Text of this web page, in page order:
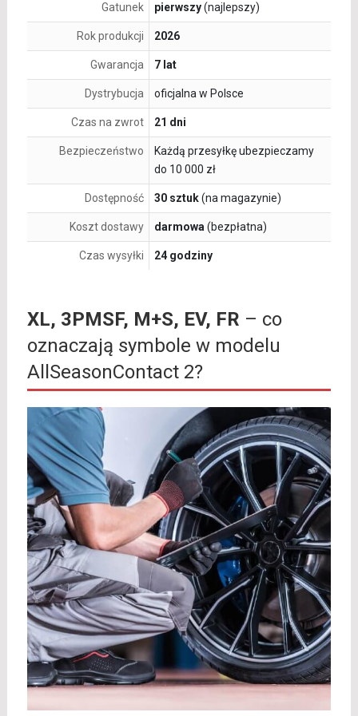
Gatunek pierwszy(najlepszy)
Rok produkcji 2026
Gwarancja 7 lat
Dystrybucja oficjalna w Polsce
Czas na zwrot 21 dni
Bezpieczeństwo
Każdą przesyłkę ubezpieczamy
do 10 000 zł
Dostępność 30 sztuk(na magazynie)
Koszt dostawy darmowa (bezpłatna)
Czas wysyłki 24 godziny
XL, 3PMSF, M+S, EV, FR – co
oznaczają symbole w modelu
AllSeasonContact 2?